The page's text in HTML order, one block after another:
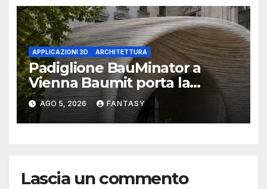
APPLICAZIONI 3D ARCHITETTURA
Padiglione BauMinator a
Vienna Baumit porta la
stampa 3D del calcestruzzo
nel Reallabor STRABAG
AGO 5, 2026 FANTASY
Lascia un commento